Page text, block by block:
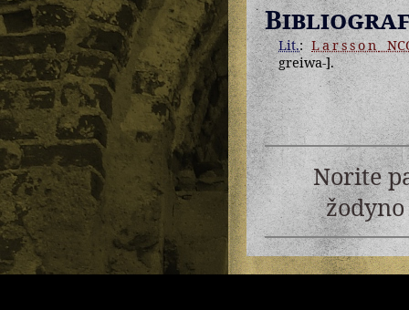
Lit.:Larsson
greiwa-].
Norite